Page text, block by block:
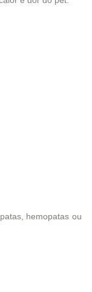
hemopatas ou